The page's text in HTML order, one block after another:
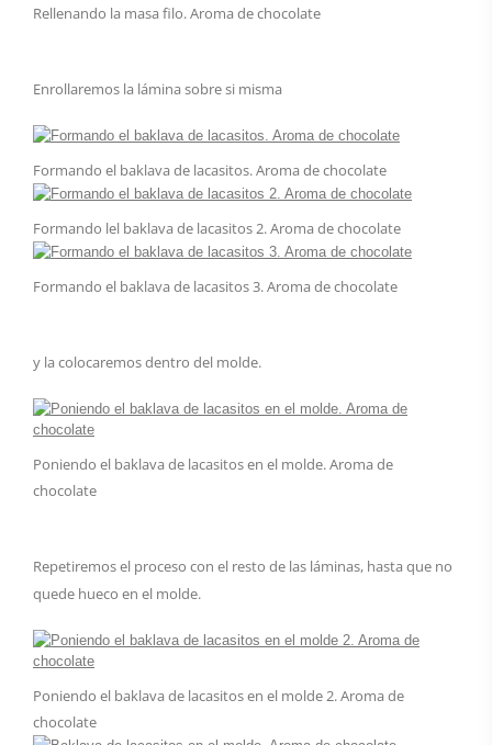
Rellenando la masa filo. Aroma de chocolate
Enrollaremos la lámina sobre si misma
Formando el baklava de lacasitos. Aroma de chocolate
Formando lel baklava de lacasitos 2. Aroma de chocolate
Formando el baklava de lacasitos 3. Aroma de chocolate
y la colocaremos dentro del molde.
Poniendo el baklava de lacasitos en el molde. Aroma de
chocolate
Repetiremos el proceso con el resto de las láminas, hasta que no
quede hueco en el molde.
Poniendo el baklava de lacasitos en el molde 2. Aroma de
chocolate